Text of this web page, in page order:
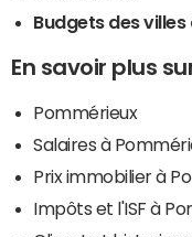
Budgets des villes
En savoir plus
Pommérieux
Salaires à
Prix immobilier à
Impôts et l'ISF à